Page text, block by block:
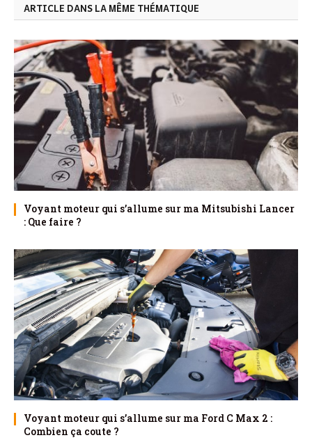
ARTICLE DANS LA MÊME THÉMATIQUE
Voyant moteur qui s’allume sur ma Mitsubishi Lancer
: Que faire ?
Voyant moteur qui s’allume sur ma Ford C Max 2 :
Combien ça coute ?